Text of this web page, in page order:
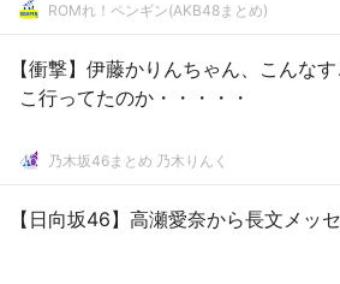
ROMれ！ペンギン(AKB48まとめ)
【衝撃】伊藤かりんちゃん、こんな
こ行ってたのか・・・・・
乃木坂46まとめ 乃木りんく
【日向坂46】高瀬愛奈から長文メッ